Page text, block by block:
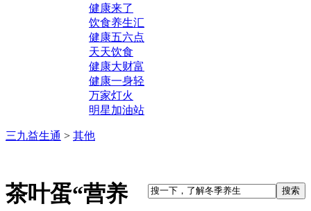
健康来了
饮食养生汇
健康五六点
天天饮食
健康大财富
健康一身轻
万家灯火
明星加油站
三九益生通 > 其他
茶叶蛋“营养